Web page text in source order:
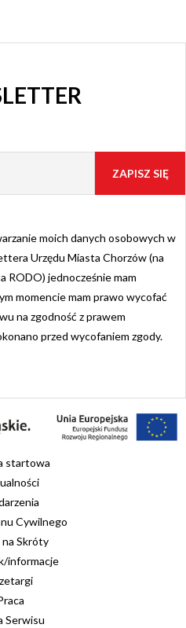
moich danych osobowych w
Urzędu Miasta Chorzów (na
RODO) jednocześnie mam
momencie mam prawo wycofać
na zgodność z prawem
przed wycofaniem zgody.
startowa
Cywilnego
na Skróty
informacje
Serwisu